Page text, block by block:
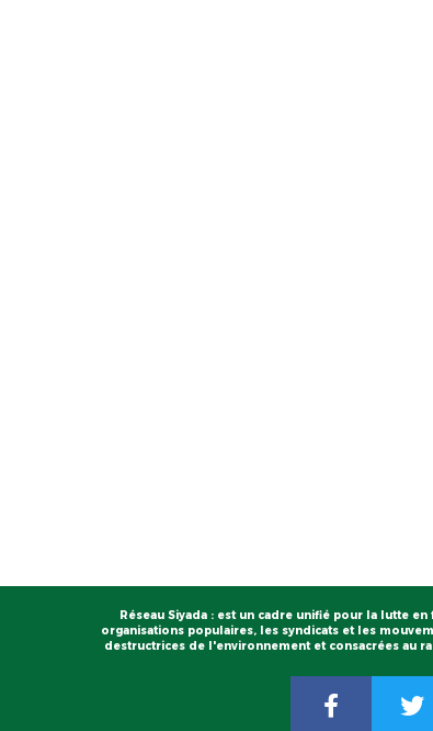
Réseau Siyada : est un cadre unifié pour la lutte
organisations populaires, les syndicats et les
destructrices de l'environnement et consacrées au